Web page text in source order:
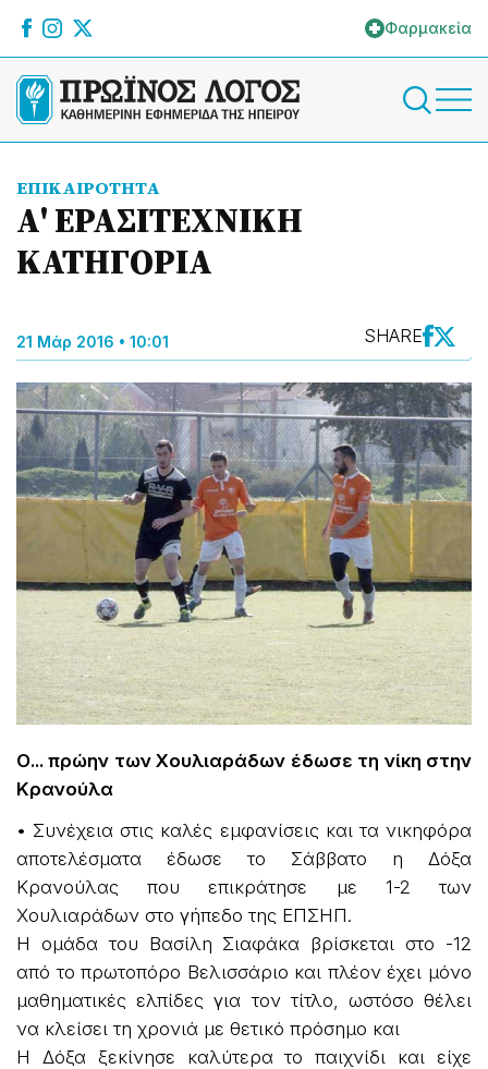
Φαρμακεία
ΕΠΙΚΑΙΡΟΤΗΤΑ
Α' ΕΡΑΣΙΤΕΧΝΙΚΗ
ΚΑΤΗΓΟΡΙΑ
21 Μάρ 2016 • 10:01 SHARE
Ο... πρώην των Χουλιαράδων έδωσε τη νίκη στην
Κρανούλα
• Συνέχεια στις καλές εμφανίσεις και τα νικηφόρα
αποτελέσματα έδωσε το Σάββατο η Δόξα
Κρανούλας που επικράτησε με 1-2 των
Χουλιαράδων στο γήπεδο της ΕΠΣΗΠ.
Η ομάδα του Βασίλη Σιαφάκα βρίσκεται στο -12
από το πρωτοπόρο Βελισσάριο και πλέον έχει μόνο
μαθηματικές ελπίδες για τον τίτλο, ωστόσο θέλει
να κλείσει τη χρονιά με θετικό πρόσημο και
Η Δόξα ξεκίνησε καλύτερα το παιχνίδι και είχε